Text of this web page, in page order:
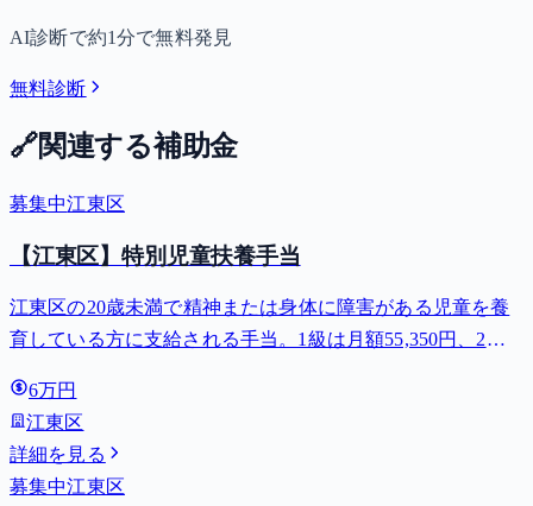
AI診断で約1分で無料発見
無料診断
🔗関連する補助金
募集中江東区
【江東区】特別児童扶養手当
江東区の20歳未満で精神または身体に障害がある児童を養
育している方に支給される手当。1級は月額55,350円、2級
6万円
江東区
詳細を見る
募集中江東区